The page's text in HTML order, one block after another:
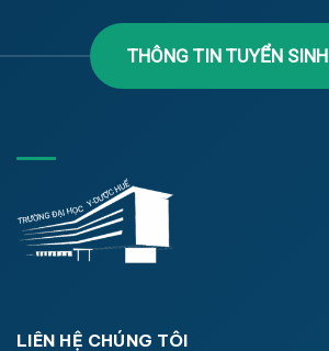
THÔNG TIN TUYỂN SINH
LIÊN HỆ CHÚNG TÔI